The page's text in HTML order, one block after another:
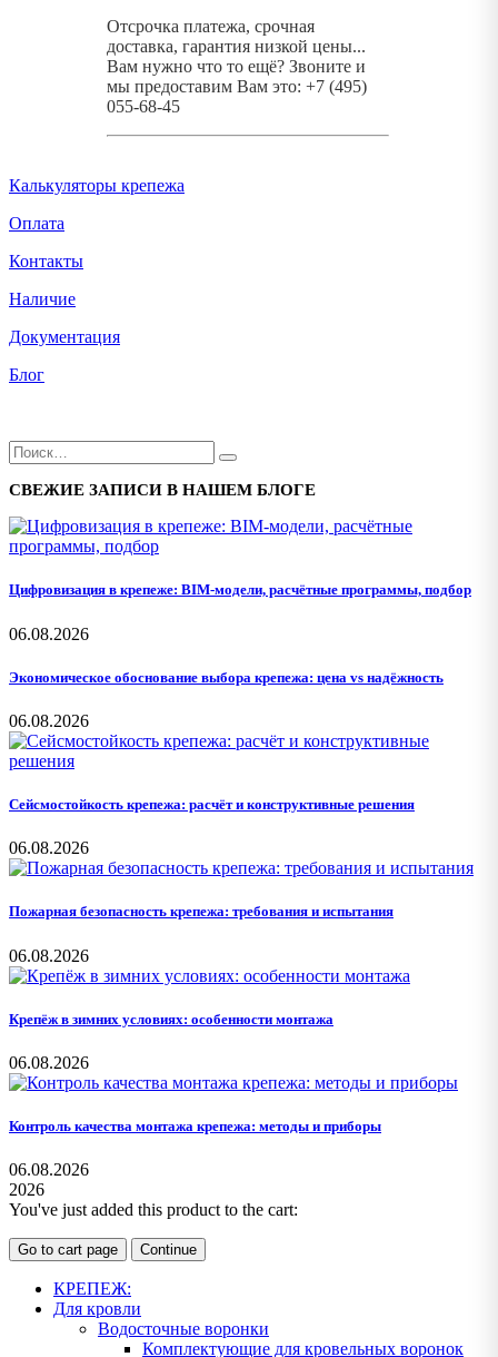
Отсрочка платежа, срочная
доставка, гарантия низкой цены...
Вам нужно что то ещё? Звоните и
мы предоставим Вам это: +7 (495)
055-68-45
Калькуляторы крепежа
Оплата
Контакты
Наличие
Документация
Блог
СВЕЖИЕ ЗАПИСИ В НАШЕМ БЛОГЕ
Цифровизация в крепеже: BIM-модели, расчётные программы, подбор
06.08.2026
Экономическое обоснование выбора крепежа: цена vs надёжность
06.08.2026
Сейсмостойкость крепежа: расчёт и конструктивные решения
06.08.2026
Пожарная безопасность крепежа: требования и испытания
06.08.2026
Крепёж в зимних условиях: особенности монтажа
06.08.2026
Контроль качества монтажа крепежа: методы и приборы
06.08.2026
2026
You've just added this product to the cart:
Go to cart page Continue
КРЕПЕЖ:
Для кровли
Водосточные воронки
Комплектующие для кровельных воронок